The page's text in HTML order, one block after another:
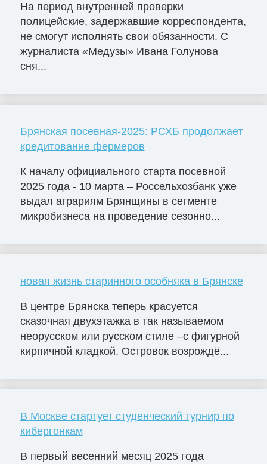
На период внутренней проверки
полицейские, задержавшие корреспондента,
не смогут исполнять свои обязанности. С
журналиста «Медузы» Ивана Голунова
сня...
Брянская посевная-2025: РСХБ продолжает
кредитование фермеров
К началу официального старта посевной
2025 года - 10 марта – Россельхозбанк уже
выдал аграриям Брянщины в сегменте
микробизнеса на проведение сезонно...
новая жизнь старинного особняка в Брянске
В центре Брянска теперь красуется
сказочная двухэтажка в так называемом
неорусском или русском стиле –с фигурной
кирпичной кладкой. Островок возрождё...
В Москве стартует студенческий турнир по
кибергонкам
В первый весенний месяц 2025 года